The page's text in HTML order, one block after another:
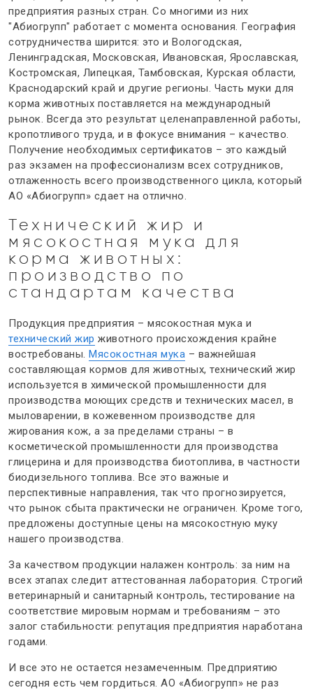
предприятия разных стран. Со многими из них
"Абиогрупп" работает с момента основания. География
сотрудничества ширится: это и Вологодская,
Ленинградская, Московская, Ивановская, Ярославская,
Костромская, Липецкая, Тамбовская, Курская области,
Краснодарский край и другие регионы. Часть муки для
корма животных поставляется на международный
рынок. Всегда это результат целенаправленной работы,
кропотливого труда, и в фокусе внимания – качество.
Получение необходимых сертификатов – это каждый
раз экзамен на профессионализм всех сотрудников,
отлаженность всего производственного цикла, который
АО «Абиогрупп» сдает на отлично.
Технический жир и
мясокостная мука для
корма животных :
производство по
стандартам качества
Продукция предприятия – мясокостная мука и
технический жир животного происхождения крайне
востребованы. Мясокостная мука – важнейшая
составляющая кормов для животных, технический жир
используется в химической промышленности для
производства моющих средств и технических масел, в
мыловарении, в кожевенном производстве для
жирования кож, а за пределами страны – в
косметической промышленности для производства
глицерина и для производства биотоплива, в частности
биодизельного топлива. Все это важные и
перспективные направления, так что прогнозируется,
что рынок сбыта практически не ограничен. Кроме того,
предложены доступные цены на мясокостную муку
нашего производства.
За качеством продукции налажен контроль: за ним на
всех этапах следит аттестованная лаборатория. Строгий
ветеринарный и санитарный контроль, тестирование на
соответствие мировым нормам и требованиям – это
залог стабильности: репутация предприятия наработана
годами.
И все это не остается незамеченным. Предприятию
сегодня есть чем гордиться. АО «Абиогрупп» не раз